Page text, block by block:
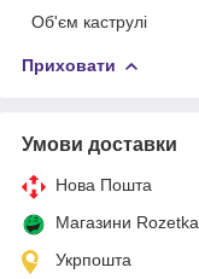
Об'єм каструлі
Приховати
Умови доставки
Нова Пошта
Магазини Rozetka
Укрпошта